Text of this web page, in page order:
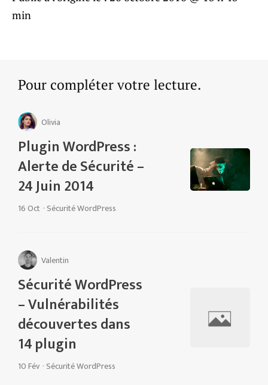
min
Pour compléter votre lecture.
Olivia
Plugin WordPress :
Alerte de Sécurité –
24 Juin 2014
16 Oct · Sécurité WordPress
Valentin
Sécurité WordPress
– Vulnérabilités
découvertes dans
14 plugin
10 Fév · Sécurité WordPress